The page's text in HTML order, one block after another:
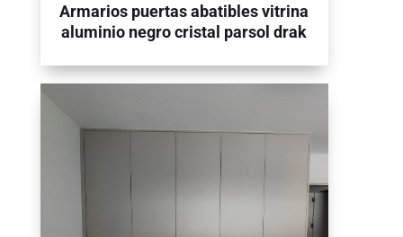
Armarios puertas abatibles vitrina
aluminio negro cristal parsol drak